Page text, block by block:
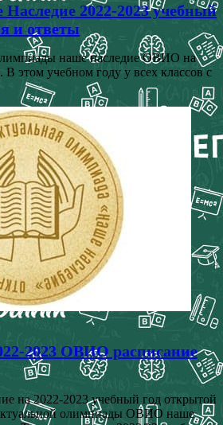
2022-2023 учебный
и ответы
наше наследие ОВИО на
этом учебном году у всех классов с
2023 ОВИО расписание
на 2022-2023 учебный год открытой
олимпиады ОВИО наше